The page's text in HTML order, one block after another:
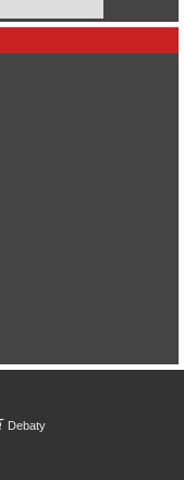
Debaty